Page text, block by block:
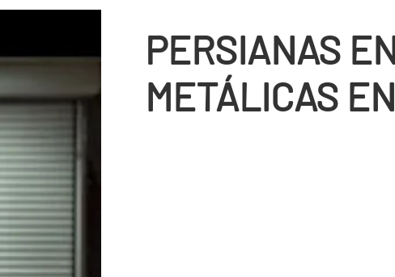
PERSIANAS
METÁLICAS